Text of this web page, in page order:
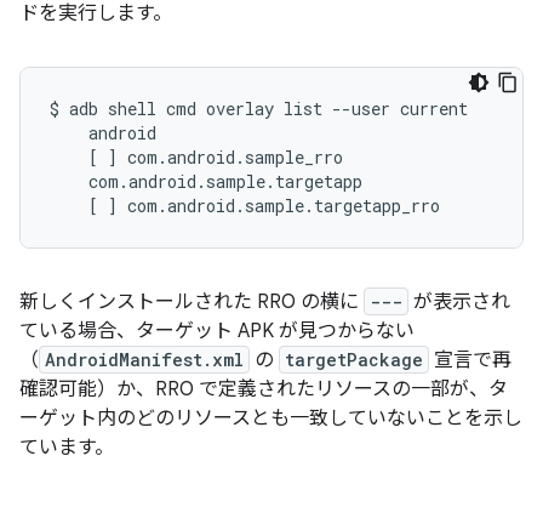
ドを実行します。
$ adb shell cmd overlay list --user
[
]
[
] com.android.sample.targetapp_rro
新しくインストールされた RRO の横に --- が表示され
ている場合、ターゲット APK が見つからない
（ AndroidManifest.xml の targetPackage 宣言で再
確認可能）か、RRO で定義されたリソースの一部が、タ
ーゲット内のどのリソースとも一致していないことを示し
ています。